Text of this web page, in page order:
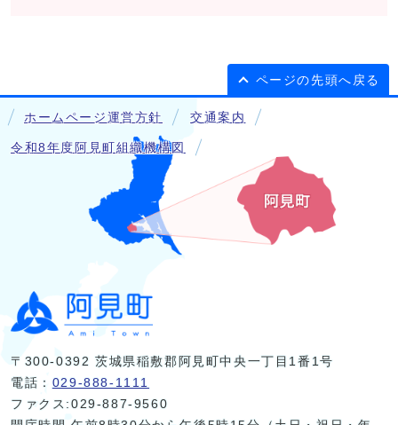
ページの先頭へ戻る
ホームページ運営方針 交通案内
令和8年度阿見町組織機構図
〒300-0392 茨城県稲敷郡阿見町中央一丁目1番1号
電話： 029-888-1111
ファクス:029-887-9560